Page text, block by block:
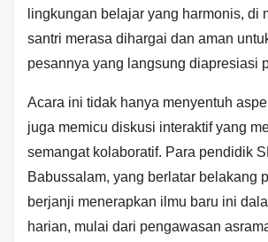
lingkungan belajar yang harmonis, di
santri merasa dihargai dan aman
pesannya yang langsung diapresiasi
Acara ini tidak hanya menyentuh
juga memicu diskusi interaktif yang
semangat kolaboratif. Para pendidik
Babussalam, yang berlatar belakang
berjanji menerapkan ilmu baru ini
harian, mulai dari pengawasan